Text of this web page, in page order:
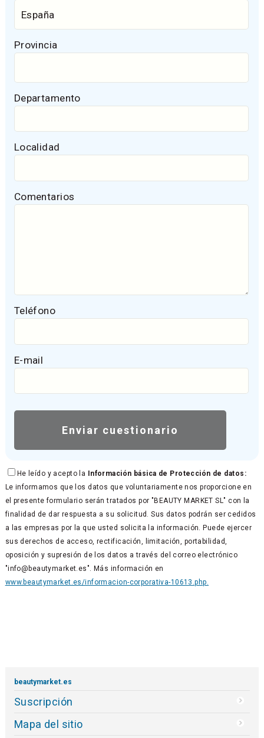
Provincia
Departamento
Localidad
Comentarios
Teléfono
E-mail
He leído y acepto la Información básica de Protección de datos:
Le informamos que los datos que voluntariamente nos proporcione en
el presente formulario serán tratados por "BEAUTY MARKET SL" con la
finalidad de dar respuesta a su solicitud. Sus datos podrán ser cedidos
a las empresas por la que usted solicita la información. Puede ejercer
sus derechos de acceso, rectificación, limitación, portabilidad,
oposición y supresión de los datos a través del correo electrónico
"info@beautymarket.es". Más información en
www.beautymarket.es/informacion-corporativa-10613.php.
beautymarket.es
Suscripción
Mapa del sitio